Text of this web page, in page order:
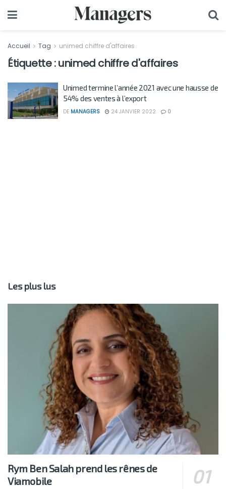
Accueil Tag unimed chiffre d'affaires
Étiquette :unimed chiffre d'affaires
Unimed termine l’année 2021 avec une hausse de
54% des ventes à l’export
DE MANAGERS 24 JANVIER 2022 0
Les plus lus
Rym Ben Salah prend les rênes de
Viamobile